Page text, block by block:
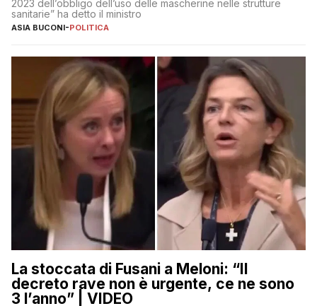
2023 dell’obbligo dell’uso delle mascherine nelle strutture
sanitarie” ha detto il ministro
ASIA BUCONI-POLITICA
La stoccata di Fusani a Meloni: “Il
decreto rave non è urgente, ce ne sono
3 l’anno” | VIDEO